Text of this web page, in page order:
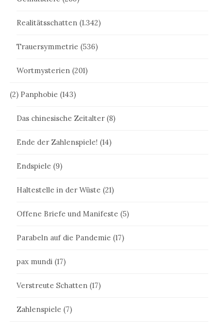
Realitätsschatten (1.342)
Trauersymmetrie (536)
Wortmysterien (201)
(2) Panphobie (143)
Das chinesische Zeitalter (8)
Ende der Zahlenspiele! (14)
Endspiele (9)
Haltestelle in der Wüste (21)
Offene Briefe und Manifeste (5)
Parabeln auf die Pandemie (17)
pax mundi (17)
Verstreute Schatten (17)
Zahlenspiele (7)